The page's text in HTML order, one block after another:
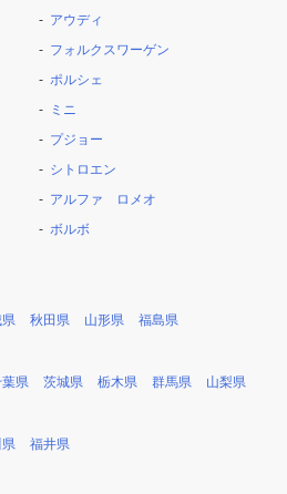
アウディ
フォルクスワーゲン
ポルシェ
ミニ
プジョー
シトロエン
アルファ ロメオ
ボルボ
秋田県 山形県 福島県
県 茨城県 栃木県 群馬県 山梨県
福井県